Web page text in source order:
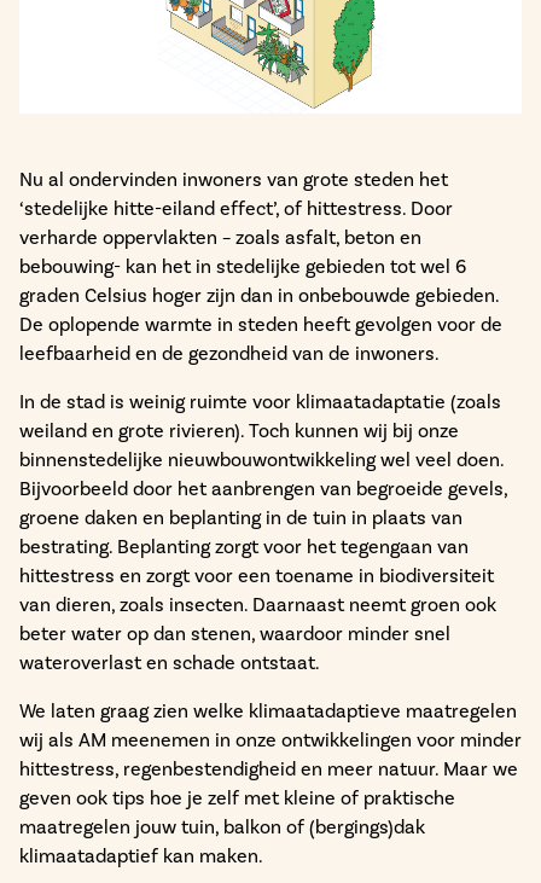
Nu al ondervinden inwoners van grote steden het
‘stedelijke hitte-eiland effect’, of hittestress. Door
verharde oppervlakten – zoals asfalt, beton en
bebouwing- kan het in stedelijke gebieden tot wel 6
graden Celsius hoger zijn dan in onbebouwde gebieden.
De oplopende warmte in steden heeft gevolgen voor de
leefbaarheid en de gezondheid van de inwoners.
In de stad is weinig ruimte voor klimaatadaptatie (zoals
weiland en grote rivieren). Toch kunnen wij bij onze
binnenstedelijke nieuwbouwontwikkeling wel veel doen.
Bijvoorbeeld door het aanbrengen van begroeide gevels,
groene daken en beplanting in de tuin in plaats van
bestrating. Beplanting zorgt voor het tegengaan van
hittestress en zorgt voor een toename in biodiversiteit
van dieren, zoals insecten. Daarnaast neemt groen ook
beter water op dan stenen, waardoor minder snel
wateroverlast en schade ontstaat.
We laten graag zien welke klimaatadaptieve maatregelen
wij als AM meenemen in onze ontwikkelingen voor minder
hittestress, regenbestendigheid en meer natuur. Maar we
geven ook tips hoe je zelf met kleine of praktische
maatregelen jouw tuin, balkon of (bergings)dak
klimaatadaptief kan maken.